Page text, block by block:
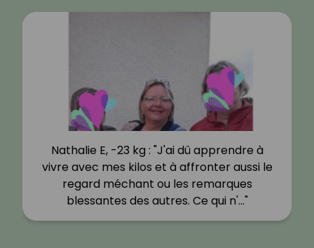
Nathalie E, -23 kg : "J'ai dû apprendre à
vivre avec mes kilos et à affronter aussi le
regard méchant ou les remarques
blessantes des autres. Ce qui n'…"